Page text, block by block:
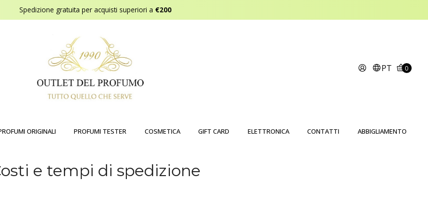
Spedizione gratuita per acquisti superiori a €200
PT 0
ORIGINALI PROFUMI TESTER COSMETICA GIFT CARD ELETTRONICA CONTATTI ABBIGLIAMENTO
e tempi di spedizione